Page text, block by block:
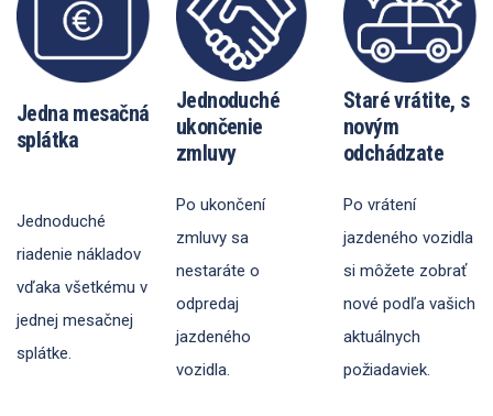
Jedna mesačná
splátka
Jednoduché
ukončenie
zmluvy
Staré vrátite, s
novým
odchádzate
Jednoduché
riadenie nákladov
vďaka všetkému v
jednej mesačnej
splátke.
Po ukončení
zmluvy sa
nestaráte o
odpredaj
jazdeného
vozidla.
Po vrátení
jazdeného vozidla
si môžete zobrať
nové podľa vašich
aktuálnych
požiadaviek.